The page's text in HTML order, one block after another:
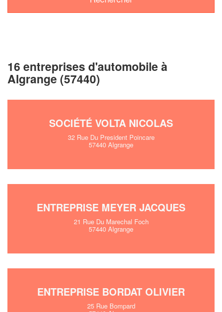
16 entreprises d'automobile à
Algrange (57440)
SOCIÉTÉ VOLTA NICOLAS
32 Rue Du President Poincare
57440 Algrange
ENTREPRISE MEYER JACQUES
21 Rue Du Marechal Foch
57440 Algrange
ENTREPRISE BORDAT OLIVIER
25 Rue Bompard